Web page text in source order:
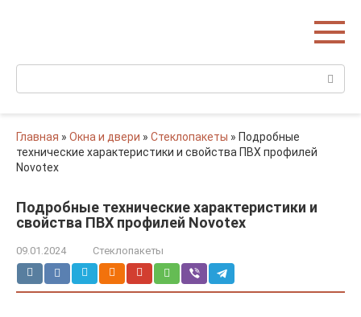
Поиск:
Главная » Окна и двери » Стеклопакеты » Подробные
технические характеристики и свойства ПВХ профилей
Novotex
Подробные технические характеристики и
свойства ПВХ профилей Novotex
09.01.2024 Стеклопакеты